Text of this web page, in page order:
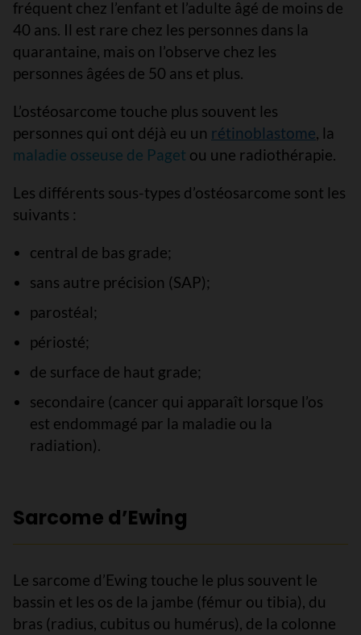
fréquent chez l’enfant et l’adulte âgé de moins de
40 ans. Il est rare chez les personnes dans la
quarantaine, mais on l’observe chez les
personnes âgées de 50 ans et plus.
L’ostéosarcome touche plus souvent les
personnes qui ont déjà eu un rétinoblastome, la
maladie osseuse de Paget ou une radiothérapie.
Les différents sous-types d’ostéosarcome sont les
suivants :
central de bas grade;
sans autre précision (SAP);
parostéal;
périosté;
de surface de haut grade;
secondaire (cancer qui apparaît lorsque l’os
est endommagé par la maladie ou la
radiation).
Sarcome d’Ewing
Le sarcome d’Ewing touche le plus souvent le
bassin et les os de la jambe (fémur ou tibia), du
bras (radius, cubitus ou humérus), de la colonne